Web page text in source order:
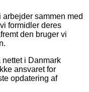
sammen med
formidler deres
den bruger vi
i Danmark
ansvaret for
opdatering af